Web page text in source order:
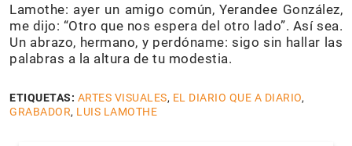
Lamothe: ayer un amigo común, Yerandee González,
me dijo: “Otro que nos espera del otro lado”. Así sea.
Un abrazo, hermano, y perdóname: sigo sin hallar las
palabras a la altura de tu modestia.
ETIQUETAS: ARTES VISUALES, EL DIARIO QUE A DIARIO,
GRABADOR, LUIS LAMOTHE